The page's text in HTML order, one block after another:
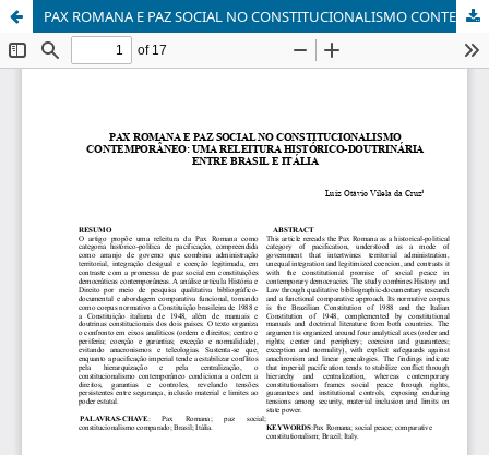
PAX ROMANA E PAZ SOCIAL NO CONSTITUCIONALISMO CONTEMPORÂNEO